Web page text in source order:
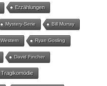
Erzählungen
Mystery-Serie Bill Murray
Western Ryan Gosling
David Fincher
Tragikomödie